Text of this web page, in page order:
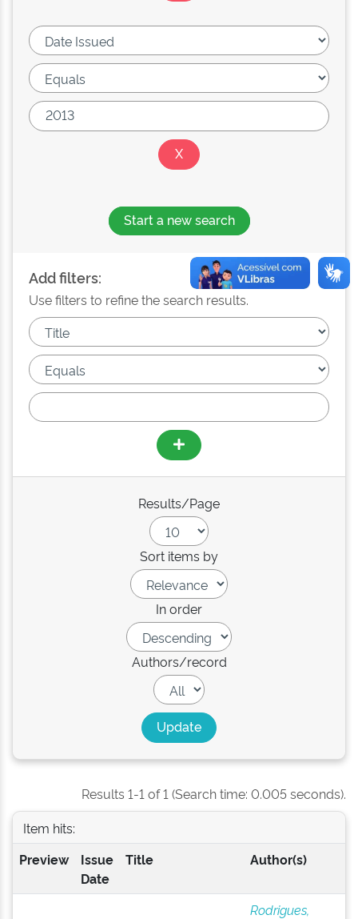
Start a new search
Add filters:
Use filters to refine the search results.
Results/Page
Sort items by
In order
Authors/record
Results 1-1 of 1 (Search time: 0.005 seconds).
Item hits:
Preview
Issue
Date
Title Author(s)
Rodrigues,